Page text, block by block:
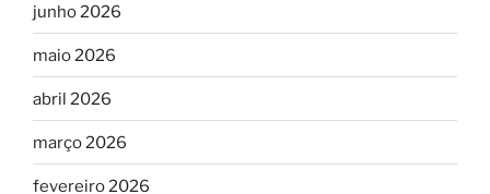
junho 2026
maio 2026
abril 2026
março 2026
fevereiro 2026